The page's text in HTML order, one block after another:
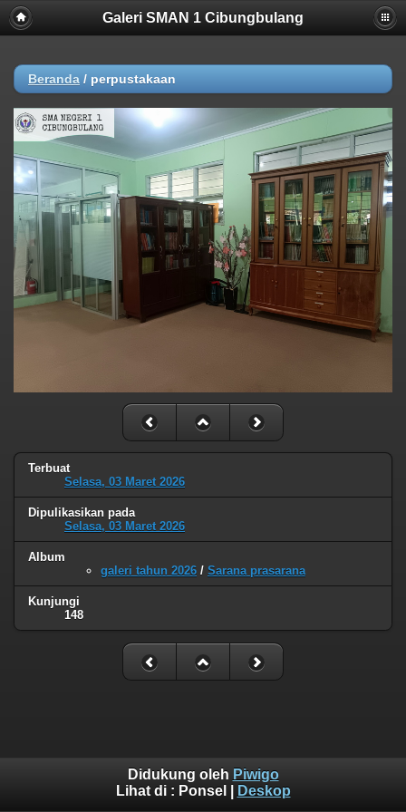
Galeri SMAN 1 Cibungbulang
Beranda / perpustakaan
Terbuat
Selasa, 03 Maret 2026
Dipulikasikan pada
Selasa, 03 Maret 2026
Album
galeri tahun 2026 / Sarana prasarana
Kunjungi
148
Didukung oleh Piwigo
Lihat di : Ponsel Deskop